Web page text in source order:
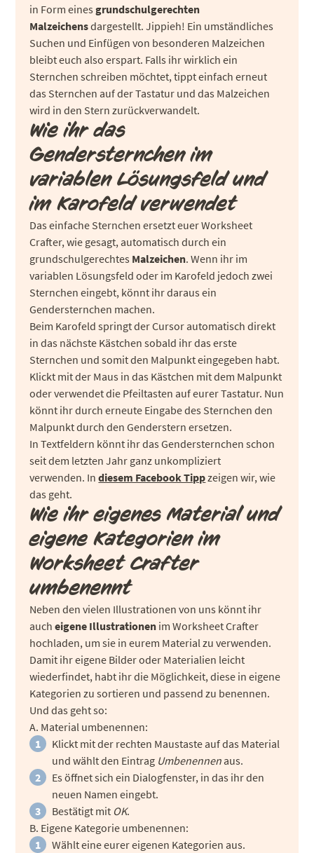
in Form einesgrundschulgerechten
Malzeichensdargestellt. Jippieh! Ein umständliches
Suchen und Einfügen von besonderen Malzeichen
bleibt euch also erspart. Falls ihr wirklich ein
Sternchen schreiben möchtet, tippt einfach erneut
das Sternchen auf der Tastatur und das Malzeichen
wird in den Stern zurückverwandelt.
Wie ihr das
Gendersternchen im
variablen Lösungsfeld und
im Karofeld verwendet
Das einfache Sternchen ersetzt euer Worksheet
Crafter, wie gesagt, automatisch durch ein
grundschulgerechtes Malzeichen. Wenn ihr im
variablen Lösungsfeld oder im Karofeld jedoch zwei
Sternchen eingebt, könnt ihr daraus ein
Gendersternchen machen.
Beim Karofeld springt der Cursor automatisch direkt
in das nächste Kästchen sobald ihr das erste
Sternchen und somit den Malpunkt eingegeben habt.
Klickt mit der Maus in das Kästchen mit dem Malpunkt
oder verwendet die Pfeiltasten auf eurer Tastatur. Nun
könnt ihr durch erneute Eingabe des Sternchen den
Malpunkt durch den Genderstern ersetzen.
In Textfeldern könnt ihr das Gendersternchen schon
seit dem letzten Jahr ganz unkompliziert
verwenden. Indiesem Facebook Tippzeigen wir, wie
das geht.
Wie ihr eigenes Material und
eigene Kategorien im
Worksheet Crafter
umbenennt
Neben den vielen Illustrationen von uns könnt ihr
aucheigene Illustrationen im Worksheet Crafter
hochladen, um sie in eurem Material zu verwenden.
Damit ihr eigene Bilder oder Materialien leicht
wiederfindet, habt ihr die Möglichkeit, diese in eigene
Kategorien zu sortieren und passend zu benennen.
Und das geht so:
A. Material umbenennen:
Klickt mit der rechten Maustaste auf das Material
und wählt den Eintrag Umbenennen aus.
Es öffnet sich ein Dialogfenster, in das ihr den
neuen Namen eingebt.
Bestätigt mit OK.
B. Eigene Kategorie umbenennen:
Wählt eine eurer eigenen Kategorien aus.